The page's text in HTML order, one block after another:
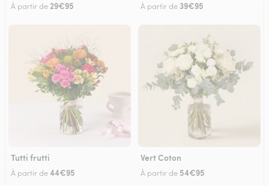
À partir de 29€95 À partir de 39€95
Tutti frutti
À partir de44€95
Vert Coton
À partir de 54€95